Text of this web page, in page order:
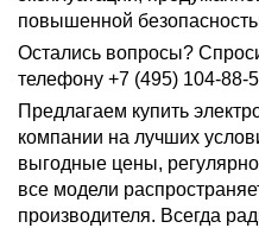
повышенной
Остались вопросы?
телефону +7 (495) 104-88-
Предлагаем купить
компании на лучших
выгодные цены,
все модели
производителя. Всегда